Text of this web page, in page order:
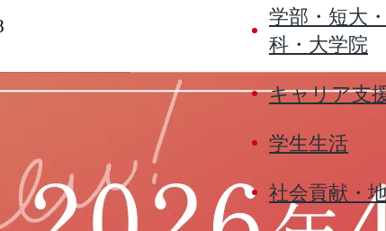
学部・短大
科・大学院
キャリア支
学生生活
社会貢献・